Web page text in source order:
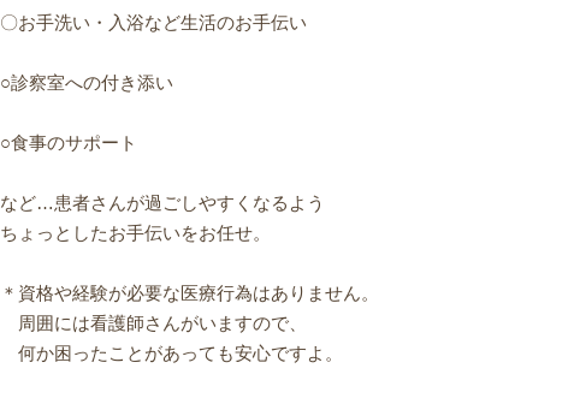
〇お手洗い・入浴など生活のお手伝い
○診察室への付き添い
○食事のサポート
など…患者さんが過ごしやすくなるよう
ちょっとしたお手伝いをお任せ。
＊資格や経験が必要な医療行為はありません。
周囲には看護師さんがいますので、
何か困ったことがあっても安心ですよ。